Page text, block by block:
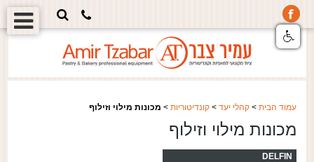
עמוד הבית> קהלי יעד> קונדיטוריות> מכונות מילוי וזילוף
מכונות מילוי וזילוף
DELFIN